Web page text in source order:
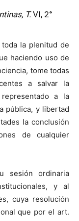
T.VI, 2°
la plenitud de
haciendo uso de
tome todas
a salvar la
a la
pública, y libertad
la conclusión
de cualquier
sesión ordinaria
y al
cuya resolución
que por el art.